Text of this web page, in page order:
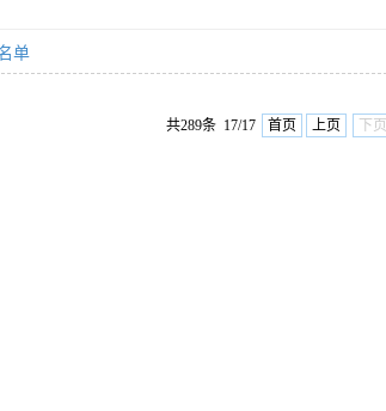
单
共289条 17/17 首页 上页 下页